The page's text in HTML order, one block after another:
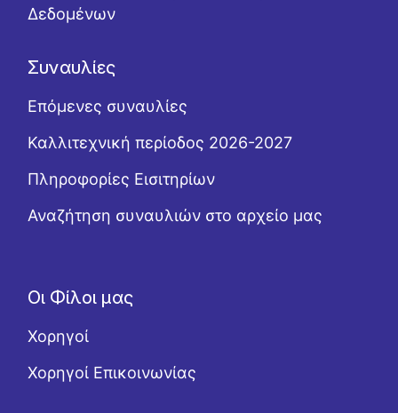
Δεδομένων
Συναυλίες
Επόμενες συναυλίες
Καλλιτεχνική περίοδος 2026-2027
Πληροφορίες Εισιτηρίων
Αναζήτηση συναυλιών στο αρχείο μας
Οι Φίλοι μας
Χορηγοί
Χορηγοί Επικοινωνίας